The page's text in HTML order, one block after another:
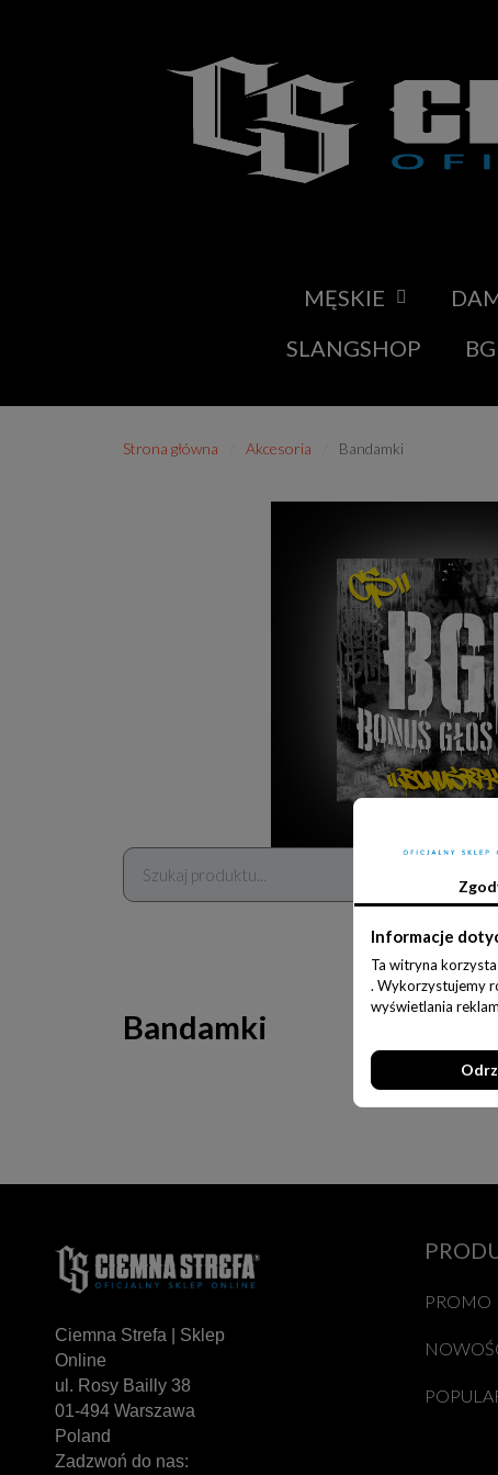
MĘSKIE
SLANGSHOP
Strona główna Akcesoria Bandamki
Bandamki Jest 0
Ciemna Strefa | Sklep
Online
ul. Rosy Bailly 38
01-494 Warszawa
Poland
Zadzwoń do nas:
PROMO
Informacje
Ta witryna
. Wykorzystujemy
wyświetlania